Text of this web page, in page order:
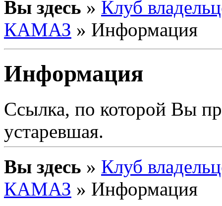
Вы здесь » Клуб
КАМАЗ » Информация
Информация
Ссылка, по которой Вы
устаревшая.
Вы здесь » Клуб
КАМАЗ » Информация